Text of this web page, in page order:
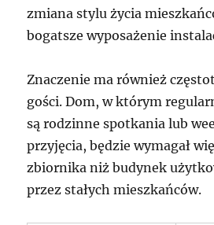
zmiana stylu życia
bogatsze wyposażenie
Znaczenie ma również
gości. Dom, w którym
są rodzinne spotkania lub
przyjęcia, będzie wymagał
zbiornika niż budynek
przez stałych mieszkańców.